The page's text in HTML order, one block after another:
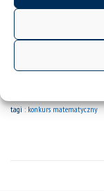
Zaproszenie na
Drużyn
tagi :konkurs matematyczny